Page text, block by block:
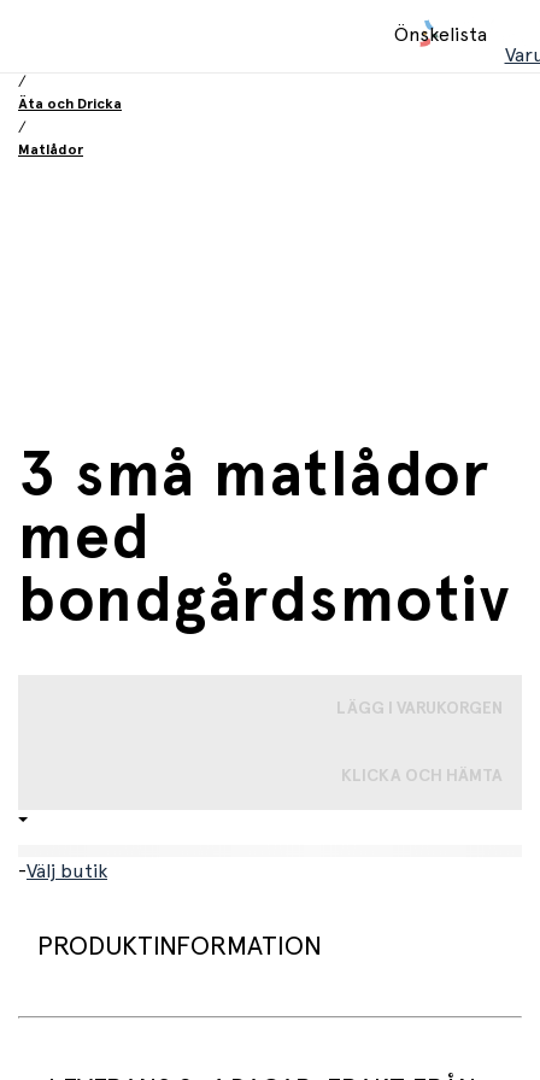
Önskelista
/
Äta och Dricka
/
Matlådor
3 små matlådor
med
bondgårdsmotiv
LÄGG I VARUKORGEN
KLICKA OCH HÄMTA
-Välj butik
PRODUKTINFORMATION